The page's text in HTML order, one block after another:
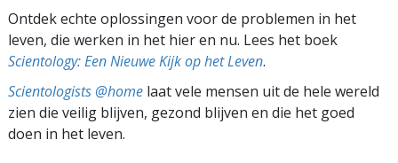
Ontdek echte oplossingen voor de problemen in het
leven, die werken in het hier en nu. Lees het boek
Scientology: Een Nieuwe Kijk op het Leven.
Scientologists @home laat vele mensen uit de hele wereld
zien die veilig blijven, gezond blijven en die het goed
doen in het leven.